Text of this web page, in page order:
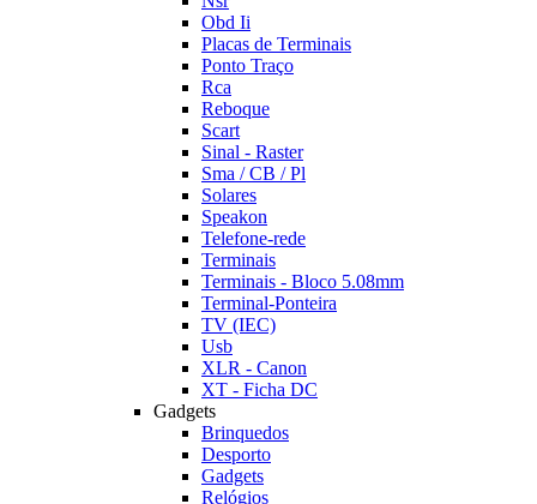
Obd Ii
Placas de Terminais
Ponto Traço
Rca
Reboque
Scart
Sinal - Raster
Sma / CB / Pl
Solares
Speakon
Telefone-rede
Terminais
Terminais - Bloco 5.08mm
Terminal-Ponteira
TV (IEC)
Usb
XLR - Canon
XT - Ficha DC
Gadgets
Brinquedos
Desporto
Gadgets
Relógios